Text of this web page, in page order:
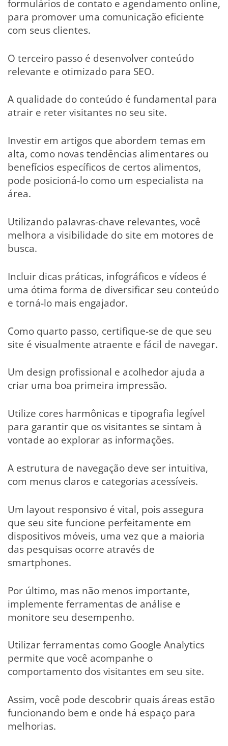
formulários de contato e agendamento online,
para promover uma comunicação eficiente
com seus clientes.
O terceiro passo é desenvolver conteúdo
relevante e otimizado para SEO.
A qualidade do conteúdo é fundamental para
atrair e reter visitantes no seu site.
Investir em artigos que abordem temas em
alta, como novas tendências alimentares ou
benefícios específicos de certos alimentos,
pode posicioná-lo como um especialista na
área.
Utilizando palavras-chave relevantes, você
melhora a visibilidade do site em motores de
busca.
Incluir dicas práticas, infográficos e vídeos é
uma ótima forma de diversificar seu conteúdo
e torná-lo mais engajador.
Como quarto passo, certifique-se de que seu
site é visualmente atraente e fácil de navegar.
Um design profissional e acolhedor ajuda a
criar uma boa primeira impressão.
Utilize cores harmônicas e tipografia legível
para garantir que os visitantes se sintam à
vontade ao explorar as informações.
A estrutura de navegação deve ser intuitiva,
com menus claros e categorias acessíveis.
Um layout responsivo é vital, pois assegura
que seu site funcione perfeitamente em
dispositivos móveis, uma vez que a maioria
das pesquisas ocorre através de
smartphones.
Por último, mas não menos importante,
implemente ferramentas de análise e
monitore seu desempenho.
Utilizar ferramentas como Google Analytics
permite que você acompanhe o
comportamento dos visitantes em seu site.
Assim, você pode descobrir quais áreas estão
funcionando bem e onde há espaço para
melhorias.